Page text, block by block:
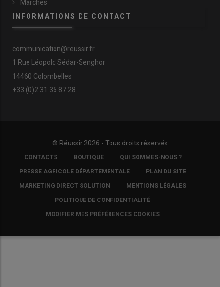
Marchés
INFORMATIONS DE CONTACT
communication@reussir.fr
1 Rue Léopold Sédar-Senghor
14460 Colombelles
+33 (0)2 31 35 87 28
© Réussir 2026 - Tous droits réservés
FOOTER
COPYRIGHT
CONTACTS BOUTIQUE QUI SOMMES-NOUS ?
PRESSE AGRICOLE DÉPARTEMENTALE PLAN DU SITE
MARKETING DIRECT SOLUTION MENTIONS LÉGALES
POLITIQUE DE CONFIDENTIALITÉ
MODIFIER MES PRÉFÉRENCES COOKIES